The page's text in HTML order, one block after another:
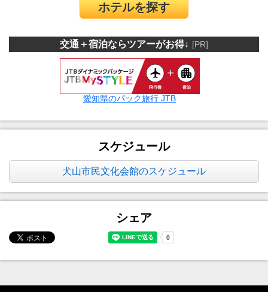
ホテルを探す
交通＋宿泊ならツアーがお得↓ [PR]
愛知県のパック旅行 JTB
スケジュール
犬山市民文化会館のスケジュール
シェア